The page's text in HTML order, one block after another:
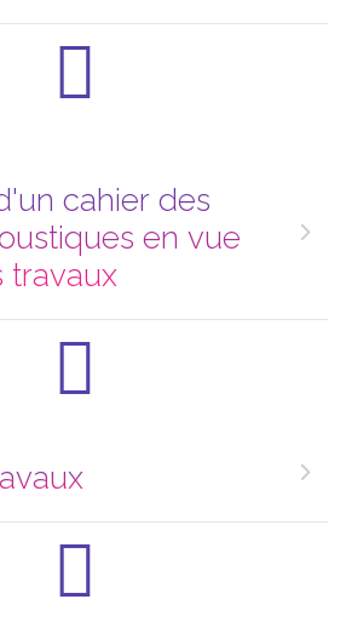
cahier des
en vue
travaux